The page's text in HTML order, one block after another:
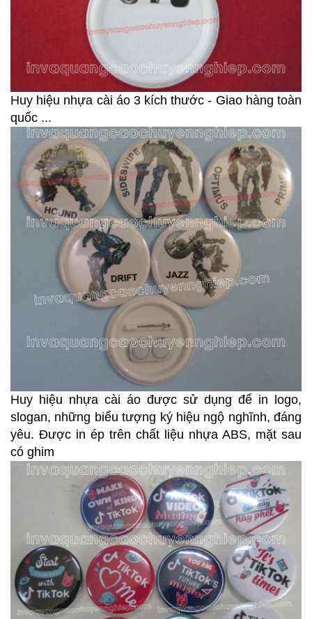
Huy hiệu nhựa cài áo 3 kích thước - Giao hàng toàn
quốc ...
Huy hiệu nhựa cài áo được sử dụng để in logo,
slogan, những biểu tượng ký hiệu ngộ nghĩnh, đáng
yêu. Được in ép trên chất liệu nhựa ABS, mặt sau
có ghim